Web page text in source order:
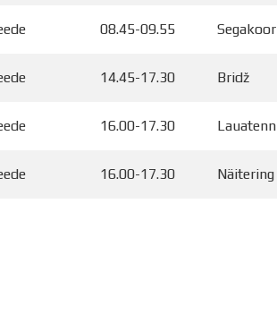
08.45-09.55 Segakoor
14.45-17.30 Bridž
16.00-17.30
16.00-17.30 Näitering